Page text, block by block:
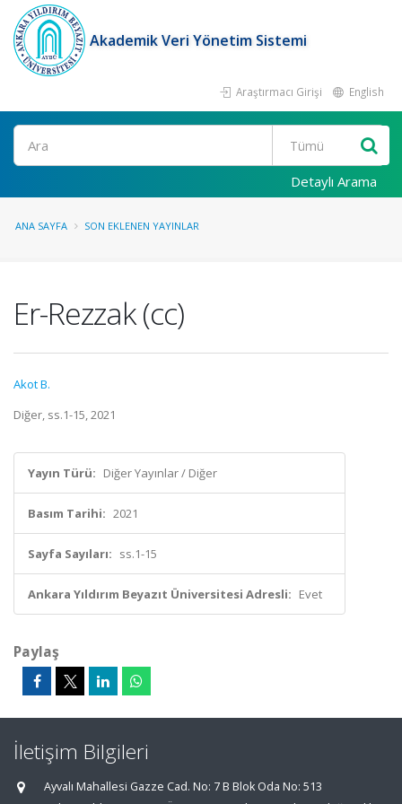
Akademik Veri Yönetim Sistemi
Araştırmacı Girişi English
Ara
Detaylı Arama
ANA SAYFA SON EKLENEN YAYINLAR
Er-Rezzak (cc)
Akot B.
Diğer, ss.1-15, 2021
Yayın Türü: Diğer Yayınlar / Diğer
Basım Tarihi: 2021
Sayfa Sayıları: ss.1-15
Ankara Yıldırım Beyazıt Üniversitesi Adresli: Evet
Paylaş
İletişim Bilgileri
Ayvalı Mahallesi Gazze Cad. No: 7 B Blok Oda No: 513